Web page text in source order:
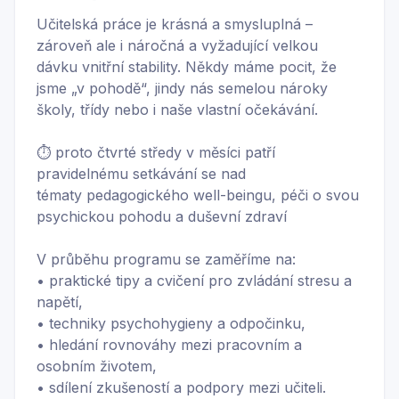
Učitelská práce je krásná a smysluplná –
zároveň ale i náročná a vyžadující velkou
dávku vnitřní stability. Někdy máme pocit, že
jsme „v pohodě“, jindy nás semelou nároky
školy, třídy nebo i naše vlastní očekávání.
⏱️ proto čtvrté středy v měsíci patří
pravidelnému setkávání se nad
tématy pedagogického well-beingu, péči o svou
psychickou pohodu a duševní zdraví
V průběhu programu se zaměříme na:
• praktické tipy a cvičení pro zvládání stresu a
napětí,
• techniky psychohygieny a odpočinku,
• hledání rovnováhy mezi pracovním a
osobním životem,
• sdílení zkušeností a podpory mezi učiteli.